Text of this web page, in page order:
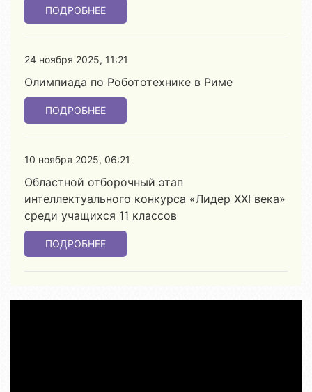
ПОДРОБНЕЕ
24 ноября 2025, 11:21
Олимпиада по Робототехнике в Риме
ПОДРОБНЕЕ
10 ноября 2025, 06:21
Областной отборочный этап
интеллектуального конкурса «Лидер ХХІ века»
среди учащихся 11 классов
ПОДРОБНЕЕ